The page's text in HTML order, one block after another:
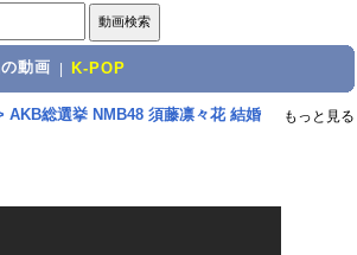
動画 K-POP
AKB総選挙 NMB48 須藤凛々花 結婚 もっと見る